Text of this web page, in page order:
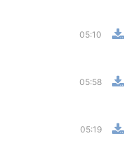
05:10
05:58
05:19